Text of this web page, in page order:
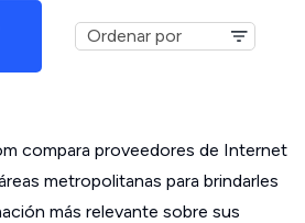
compara proveedores de Internet
metropolitanas para brindarles
más relevante sobre sus